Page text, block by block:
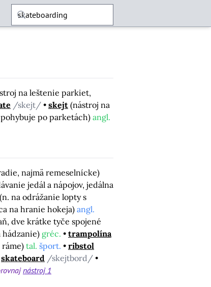
na leštenie parkiet,
/skejt/ skejt (nástroj na
po parketách) angl.
najmä remeselnícke)
jedál a nápojov, jedálna
(n. na odrážanie lopty s
na hranie hokeja)angl.
dve krátke tyče spojené
gréc.
trampolína
tal. šport.
ribstol
skateboard /skejtbord/
nástroj 1